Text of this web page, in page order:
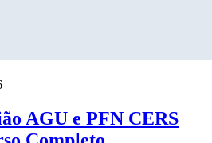
AGU e PFN CERS